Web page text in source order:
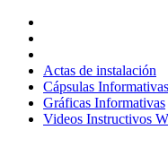
contenido
Actas de instalación
Cápsulas Informativas
Gráficas Informativas
Videos Instructivos